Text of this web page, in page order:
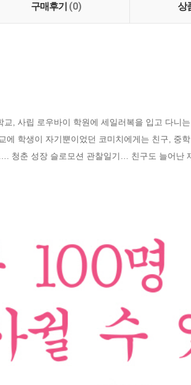
구매후기 (0) 상
, 사립 로우바이 학원에 세일러복을 입고 다니는
에 학생이 자기뿐이었던 코미치에게는 친구, 중
청춘 성장 슬로모션 관찰일기… 친구도 늘어난